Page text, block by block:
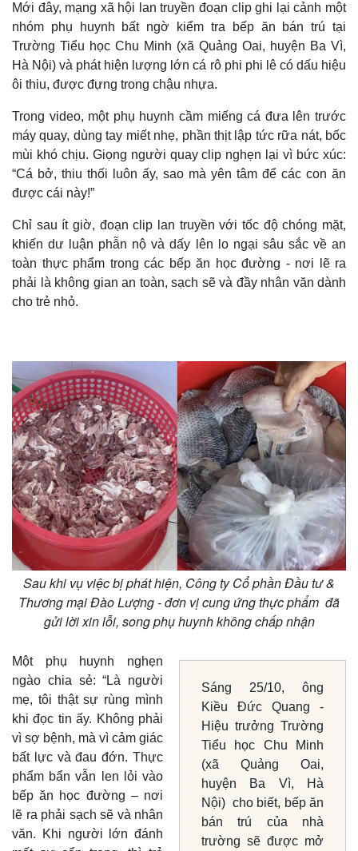
Mới đây, mạng xã hội lan truyền đoạn clip ghi lại cảnh một
nhóm phụ huynh bất ngờ kiểm tra bếp ăn bán trú tại
Trường Tiểu học Chu Minh (xã Quảng Oai, huyện Ba Vì,
Hà Nội) và phát hiện lượng lớn cá rô phi phi lê có dấu hiệu
ôi thiu, được đựng trong chậu nhựa.
Trong video, một phụ huynh cầm miếng cá đưa lên trước
máy quay, dùng tay miết nhẹ, phần thịt lập tức rữa nát, bốc
mùi khó chịu. Giọng người quay clip nghẹn lại vì bức xúc:
“Cá bở, thiu thối luôn ấy, sao mà yên tâm để các con ăn
được cái này!”
Chỉ sau ít giờ, đoạn clip lan truyền với tốc độ chóng mặt,
khiến dư luận phẫn nộ và dấy lên lo ngại sâu sắc về an
toàn thực phẩm trong các bếp ăn học đường - nơi lẽ ra
phải là không gian an toàn, sạch sẽ và đầy nhân văn dành
cho trẻ nhỏ.
Sau khi vụ việc bị phát hiện, Công ty Cổ phần Đầu tư &
Thương mại Đào Lượng - đơn vị cung ứng thực phẩm đã
gửi lời xin lỗi, song phụ huynh không chấp nhận
Sáng 25/10, ông
Kiều Đức Quang -
Hiệu trưởng Trường
Tiểu học Chu Minh
(xã Quảng Oai,
huyện Ba Vì, Hà
Nội) cho biết, bếp ăn
bán trú của nhà
trường sẽ được mở
Một phụ huynh nghẹn
ngào chia sẻ: “Là người
mẹ, tôi thật sự rùng mình
khi đọc tin ấy. Không phải
vì sợ bệnh, mà vì cảm giác
bất lực và đau đớn. Thực
phẩm bẩn vẫn len lỏi vào
bếp ăn học đường – nơi
lẽ ra phải sạch sẽ và nhân
văn. Khi người lớn đánh